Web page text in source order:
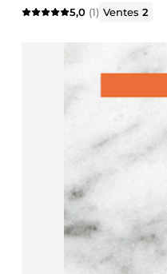
5,0 (1) Ventes2